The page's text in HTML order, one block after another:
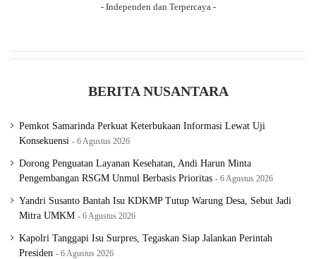
e
- Independen dan Terpercaya -
BERITA NUSANTARA
Pemkot Samarinda Perkuat Keterbukaan Informasi Lewat Uji
Konsekuensi
6 Agustus 2026
Dorong Penguatan Layanan Kesehatan, Andi Harun Minta
Pengembangan RSGM Unmul Berbasis Prioritas
6 Agustus 2026
Yandri Susanto Bantah Isu KDKMP Tutup Warung Desa, Sebut Jadi
Mitra UMKM
6 Agustus 2026
Kapolri Tanggapi Isu Surpres, Tegaskan Siap Jalankan Perintah
Presiden
6 Agustus 2026